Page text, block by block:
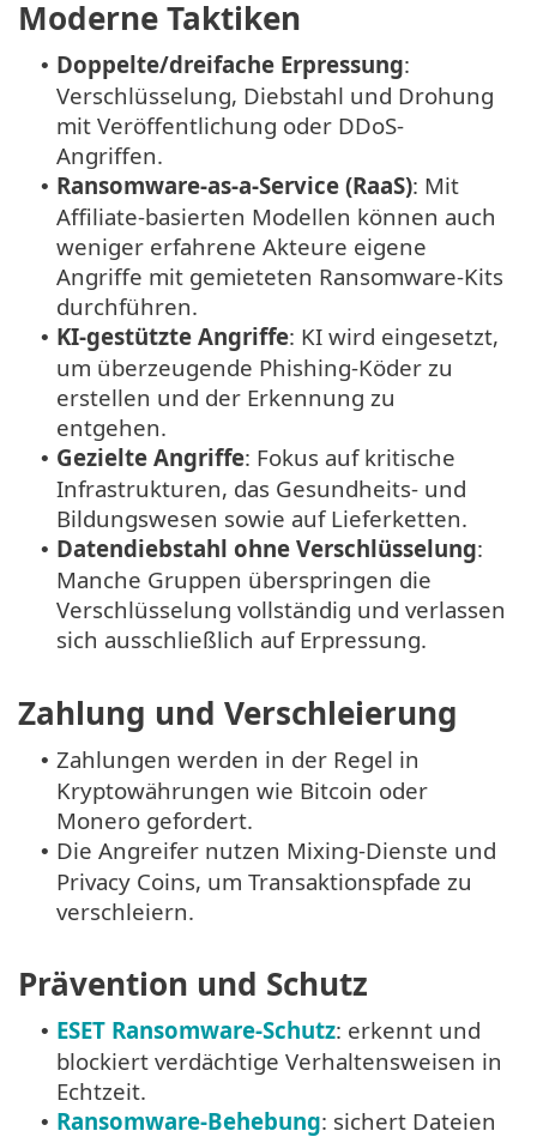
Moderne Taktiken
• Doppelte/dreifache Erpressung:
Verschlüsselung, Diebstahl und Drohung
mit Veröffentlichung oder DDoS-
Angriffen.
• Ransomware-as-a-Service (RaaS): Mit
Affiliate-basierten Modellen können auch
weniger erfahrene Akteure eigene
Angriffe mit gemieteten Ransomware-Kits
durchführen.
• KI-gestützte Angriffe: KI wird eingesetzt,
um überzeugende Phishing-Köder zu
erstellen und der Erkennung zu
entgehen.
• Gezielte Angriffe: Fokus auf kritische
Infrastrukturen, das Gesundheits- und
Bildungswesen sowie auf Lieferketten.
• Datendiebstahl ohne Verschlüsselung:
Manche Gruppen überspringen die
Verschlüsselung vollständig und verlassen
sich ausschließlich auf Erpressung.
Zahlung und Verschleierung
• Zahlungen werden in der Regel in
Kryptowährungen wie Bitcoin oder
Monero gefordert.
• Die Angreifer nutzen Mixing-Dienste und
Privacy Coins, um Transaktionspfade zu
verschleiern.
Prävention und Schutz
• ESET Ransomware-Schutz: erkennt und
blockiert verdächtige Verhaltensweisen in
Echtzeit.
• Ransomware-Behebung: sichert Dateien